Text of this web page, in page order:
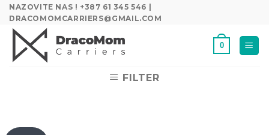
Skip
content
NAZOVITE NAS ! +387 61 345 546 |
DRACOMOMCARRIERS@GMAIL.COM
0
FILTER